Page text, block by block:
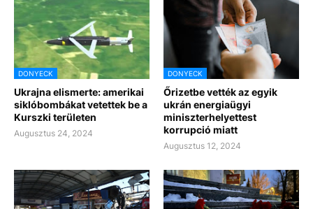
DONYECK
Ukrajna elismerte: amerikai
siklóbombákat vetettek be a
Kurszki területen
Augusztus 24, 2024
DONYECK
Őrizetbe vették az egyik
ukrán energiaügyi
miniszterhelyettest
korrupció miatt
Augusztus 12, 2024